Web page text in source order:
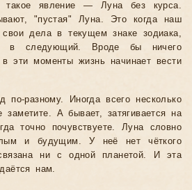
такое явление — Луна без курса.
"пустая" Луна. Это когда наш
дела в текущем знаке зодиака,
следующий. Вроде бы ничего
эти моменты жизнь начинает вести
по-разному. Иногда всего несколько
А бывает, затягивается на
точно почувствуете. Луна словно
и будущим. У неё нет чёткого
ни с одной планетой. И эта
нам.